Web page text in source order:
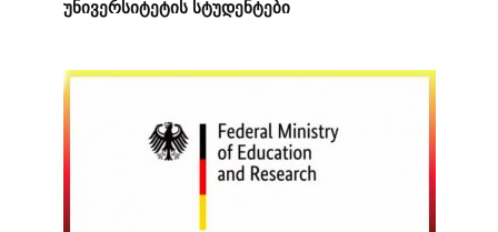
უნივერსიტეტის სტუდენტები